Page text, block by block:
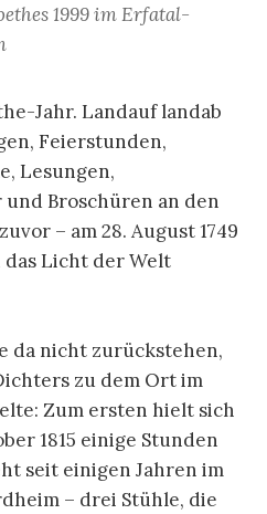
1999 im Erfatal-
Jahr. Landauf landab
Feierstunden,
Lesungen,
Broschüren an den
– am 28. August 1749
Licht der Welt
da nicht zurückstehen,
zu dem Ort im
Zum ersten hielt sich
1815 einige Stunden
seit einigen Jahren im
– drei Stühle, die